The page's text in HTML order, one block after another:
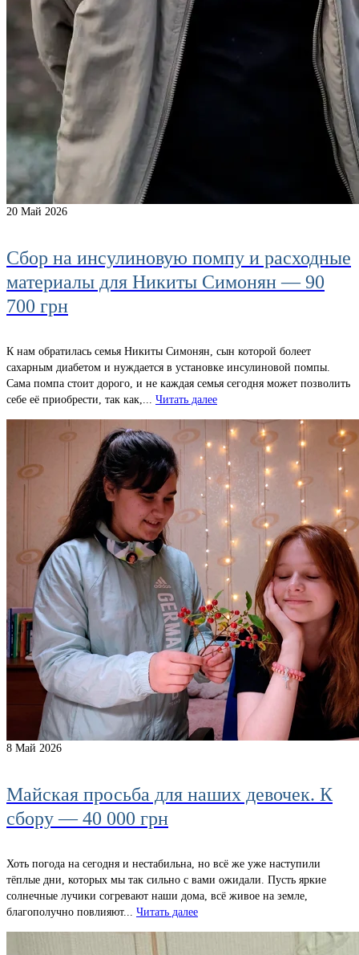
20 Май 2026
Сбор на инсулиновую помпу и расходные
материалы для Никиты Симонян — 90
700 грн
К нам обратилась семья Никиты Симонян, сын которой болеет
сахарным диабетом и нуждается в установке инсулиновой помпы.
Сама помпа стоит дорого, и не каждая семья сегодня может позволить
себе её приобрести, так как,... Читать далее
8 Май 2026
Майская просьба для наших девочек. К
сбору — 40 000 грн
Хоть погода на сегодня и нестабильна, но всё же уже наступили
тёплые дни, которых мы так сильно с вами ожидали. Пусть яркие
солнечные лучики согревают наши дома, всё живое на земле,
благополучно повлияют... Читать далее